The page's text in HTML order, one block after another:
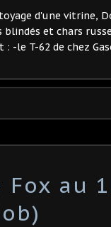
d'une vitrine,
et chars
T-62 de chez
au